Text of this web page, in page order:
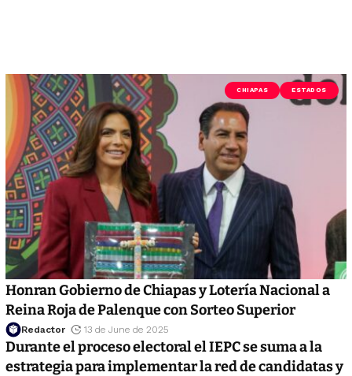
CHIAPAS ESTADOS
Honran Gobierno de Chiapas y Lotería Nacional a
Reina Roja de Palenque con Sorteo Superior
Redactor 13 de June de 2025
Durante el proceso electoral el IEPC se suma a la
estrategia para implementar la red de candidatas y